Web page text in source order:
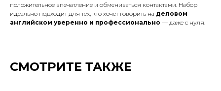
положительное впечатление и обмениваться контактами. Набор
идеально подходит для тех, кто хочет говорить на деловом
английском уверенно и профессионально — даже с нуля.
СМОТРИТЕ ТАКЖЕ